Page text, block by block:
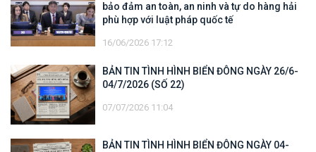
bảo đảm an toàn, an ninh và tự do hàng hải
phù hợp với luật pháp quốc tế
16/06/2026 17:12
BẢN TIN TÌNH HÌNH BIỂN ĐÔNG NGÀY 26/6-
04/7/2026 (SỐ 22)
07/07/2026 11:04
BẢN TIN TÌNH HÌNH BIỂN ĐÔNG NGÀY 04-